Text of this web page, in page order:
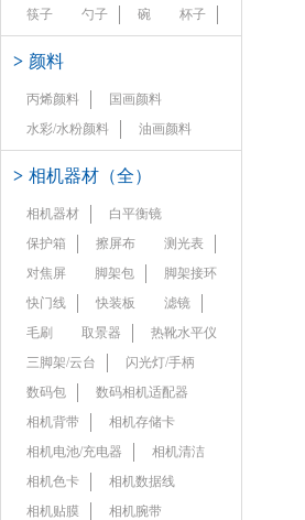
筷子
勺子 碗 杯子
> 颜料
丙烯颜料
国画颜料
水彩/水粉颜料
油画颜料
> 相机器材（全）
相机器材
白平衡镜
保护箱
擦屏布
测光表
对焦屏
脚架包
脚架接环
快门线
快装板
滤镜
毛刷
取景器
热靴水平仪
三脚架/云台
闪光灯/手柄
数码包
数码相机适配器
相机背带
相机存储卡
相机电池/充电器
相机清洁
相机色卡
相机数据线
相机贴膜
相机腕带